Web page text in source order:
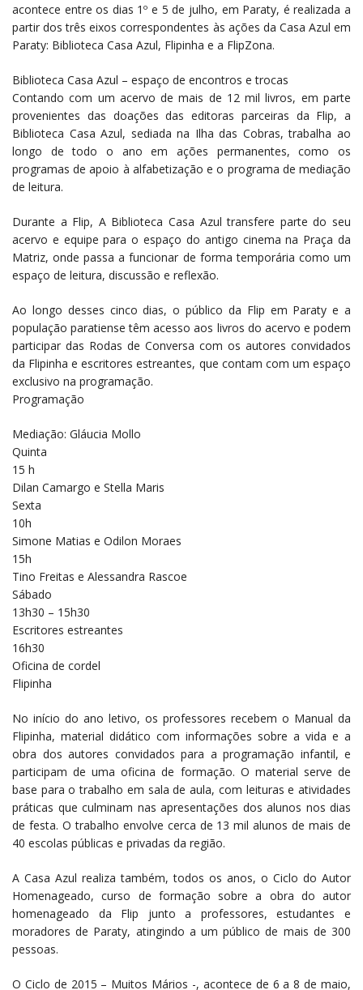
acontece entre os dias 1º e 5 de julho, em Paraty, é realizada a
partir dos três eixos correspondentes às ações da Casa Azul em
Paraty: Biblioteca Casa Azul, Flipinha e a FlipZona.
Biblioteca Casa Azul – espaço de encontros e trocas
Contando com um acervo de mais de 12 mil livros, em parte
provenientes das doações das editoras parceiras da Flip, a
Biblioteca Casa Azul, sediada na Ilha das Cobras, trabalha ao
longo de todo o ano em ações permanentes, como os
programas de apoio à alfabetização e o programa de mediação
de leitura.
Durante a Flip, A Biblioteca Casa Azul transfere parte do seu
acervo e equipe para o espaço do antigo cinema na Praça da
Matriz, onde passa a funcionar de forma temporária como um
espaço de leitura, discussão e reflexão.
Ao longo desses cinco dias, o público da Flip em Paraty e a
população paratiense têm acesso aos livros do acervo e podem
participar das Rodas de Conversa com os autores convidados
da Flipinha e escritores estreantes, que contam com um espaço
exclusivo na programação.
Programação
Mediação: Gláucia Mollo
Quinta
15 h
Dilan Camargo e Stella Maris
Sexta
10h
Simone Matias e Odilon Moraes
15h
Tino Freitas e Alessandra Rascoe
Sábado
13h30 – 15h30
Escritores estreantes
16h30
Oficina de cordel
Flipinha
No início do ano letivo, os professores recebem o Manual da
Flipinha, material didático com informações sobre a vida e a
obra dos autores convidados para a programação infantil, e
participam de uma oficina de formação. O material serve de
base para o trabalho em sala de aula, com leituras e atividades
práticas que culminam nas apresentações dos alunos nos dias
de festa. O trabalho envolve cerca de 13 mil alunos de mais de
40 escolas públicas e privadas da região.
A Casa Azul realiza também, todos os anos, o Ciclo do Autor
Homenageado, curso de formação sobre a obra do autor
homenageado da Flip junto a professores, estudantes e
moradores de Paraty, atingindo a um público de mais de 300
pessoas.
O Ciclo de 2015 – Muitos Mários -, acontece de 6 a 8 de maio,